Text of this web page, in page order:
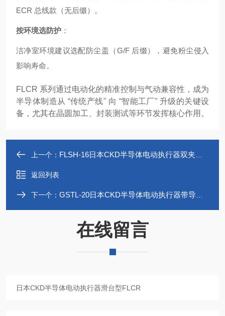
ECR 总线款（无后缀）。
按环境选防护 ：
洁净室环境建议选配防尘盖（G/F 后缀），避免粉尘侵入
影响寿命。
FLCR 系列通过电动化的精准控制与气动兼容性，成为
半导体制造从 “传统产线" 向 “智能工厂" 升级的关键设
备，尤其在晶圆加工、封装测试等环节发挥核心作用。
上一个： FLSH-16日本CKD半导体电动执行器双夹爪夹持型FLSH
返回列表
下一个： GSTL-20日本CKD半导体电动执行器带导杆型GSTL
在线留言